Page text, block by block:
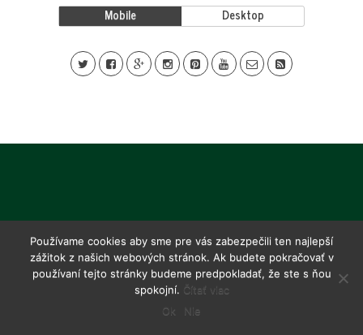
Mobile Desktop
Používame cookies aby sme pre vás zabezpečili ten najlepší
zážitok z našich webových stránok. Ak budete pokračovať v
používaní tejto stránky budeme predpokladať, že ste s ňou
spokojní. Čítať viac
Ok
Nie